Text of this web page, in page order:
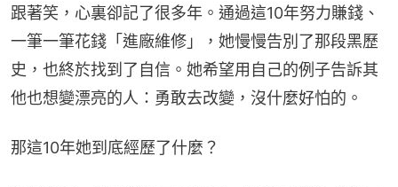
跟著笑，心裏卻記了很多年。通過這10年努力賺錢、
一筆一筆花錢「進廠維修」，她慢慢告別了那段黑歷
史，也終於找到了自信。她希望用自己的例子告訴其
他也想變漂亮的人：勇敢去改變，沒什麼好怕的。
那這10年她到底經歷了什麼？